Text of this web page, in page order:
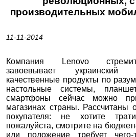
Игры
производительных
11-11-2014
Компания Lenovo
завоевывает украинский
качественные продукты по
настольные системы,
смартфоны сейчас можно
магазинах страны. Рассчитаны
покупателя: не хотите
пожалуйста, смотрите на
или положение требует чего-